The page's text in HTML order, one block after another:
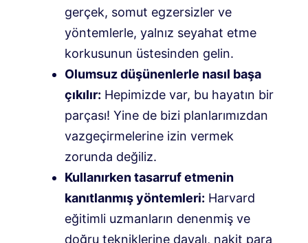
gerçek, somut egzersizler ve
yöntemlerle, yalnız seyahat etme
korkusunun üstesinden gelin.
Olumsuz düşünenlerle nasıl başa
çıkılır: Hepimizde var, bu hayatın bir
parçası! Yine de bizi planlarımızdan
vazgeçirmelerine izin vermek
zorunda değiliz.
Kullanırken tasarruf etmenin
kanıtlanmış yöntemleri: Harvard
eğitimli uzmanların denenmiş ve
doğru tekniklerine dayalı, nakit para